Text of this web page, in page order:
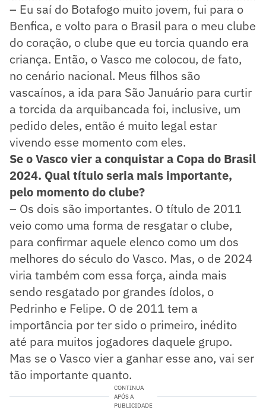
– Eu saí do Botafogo muito jovem, fui para o
Benfica, e volto para o Brasil para o meu clube
do coração, o clube que eu torcia quando era
criança. Então, o Vasco me colocou, de fato,
no cenário nacional. Meus filhos são
vascaínos, a ida para São Januário para curtir
a torcida da arquibancada foi, inclusive, um
pedido deles, então é muito legal estar
vivendo esse momento com eles.
Se o Vasco vier a conquistar a Copa do Brasil
2024. Qual título seria mais importante,
pelo momento do clube?
– Os dois são importantes. O título de 2011
veio como uma forma de resgatar o clube,
para confirmar aquele elenco como um dos
melhores do século do Vasco. Mas, o de 2024
viria também com essa força, ainda mais
sendo resgatado por grandes ídolos, o
Pedrinho e Felipe. O de 2011 tem a
importância por ter sido o primeiro, inédito
até para muitos jogadores daquele grupo.
Mas se o Vasco vier a ganhar esse ano, vai ser
tão importante quanto.
CONTINUA
APÓS A
PUBLICIDADE